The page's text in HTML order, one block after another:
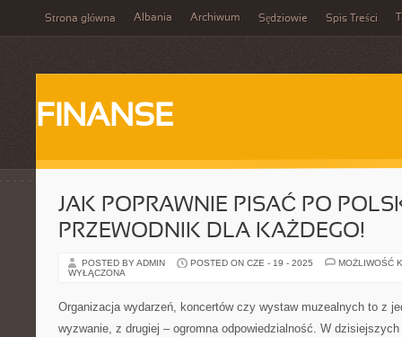
Strona główna Albania Archiwum Sędziowie Spis Treści
FINANSE
JAK POPRAWNIE PISAĆ PO
PRZEWODNIK DLA KAŻDEGO!
POSTED BY ADMIN POSTED ON CZE - 19 - 2025
MOŻLIWOŚĆ
WYŁĄCZONA
Organizacja wydarzeń, koncertów czy wystaw muzealnych to z
wyzwanie, z drugiej – ogromna odpowiedzialność. W